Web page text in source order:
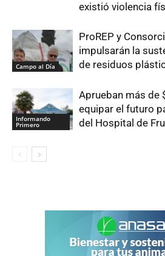
existió violencia
Campo al Día
ProREP y
impulsarán la
de residuos
Informando
Primero
Aprueban más de
equipar el futuro
del Hospital de